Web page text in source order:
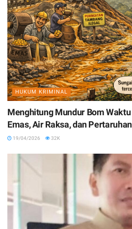
HUKUM KRIMINAL
Menghitung Mundur Bom
Emas, Air Raksa, dan
19/04/2026 32K